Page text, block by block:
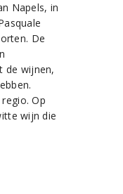
Napels, in
De
de wijnen,
Op
wijn die